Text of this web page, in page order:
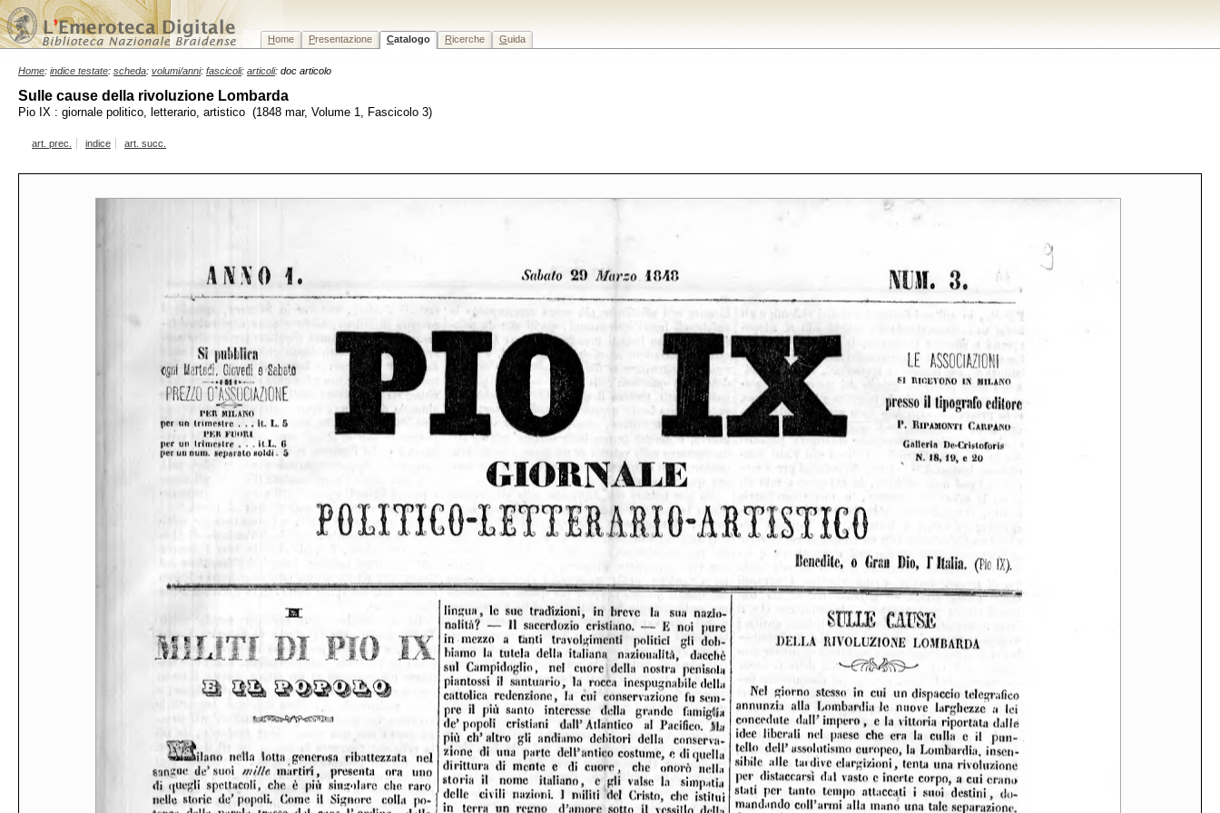
Home Presentazione Catalogo Ricerche Guida
Home: indice testate: scheda: volumi/anni: fascicoli: articoli: doc articolo
Sulle cause della rivoluzione Lombarda
Pio IX : giornale politico, letterario, artistico (1848 mar, Volume 1, Fascicolo 3)
art. prec. indice art. succ.